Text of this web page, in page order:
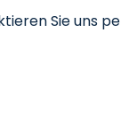
Sie uns